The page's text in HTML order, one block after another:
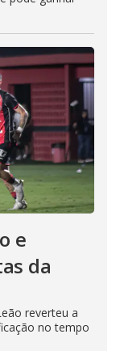
e
da
reverteu a
no tempo